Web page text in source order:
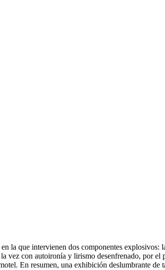
la que intervienen dos componentes explosivos:
vez con autoironía y lirismo desenfrenado, por
En resumen, una exhibición deslumbrante de